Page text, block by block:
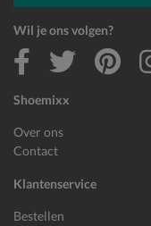
Shoemixx
Over ons
Contact
Klantenservice
Bestellen
Wil je ons volgen?